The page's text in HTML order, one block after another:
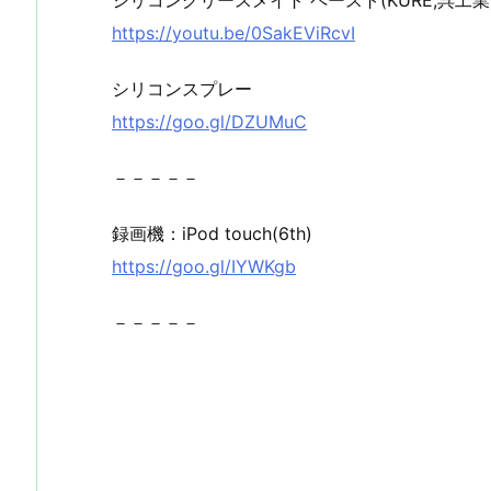
https://youtu.be/0SakEViRcvI
シリコンスプレー
https://goo.gl/DZUMuC
－－－－－
録画機：iPod touch(6th)
https://goo.gl/IYWKgb
－－－－－